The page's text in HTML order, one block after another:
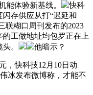
能体验新基线。
快科
存供应从打“迟延和
联糊口周刊发布的2023
工做地址均包罗正在上
。
他暗示？
快科技12月10日动
冰发布微博称，才能不